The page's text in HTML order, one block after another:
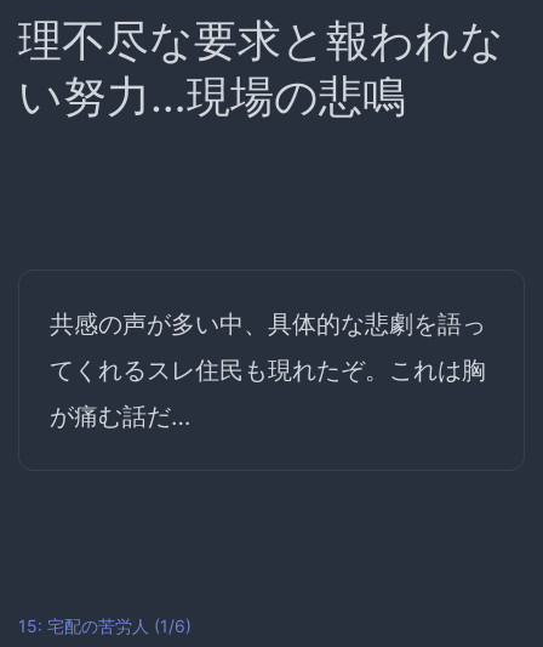
理不尽な要求と報われな
い努力…現場の悲鳴
共感の声が多い中、具体的な悲劇を語っ
てくれるスレ住民も現れたぞ。これは胸
が痛む話だ…
15: 宅配の苦労人 (1/6)